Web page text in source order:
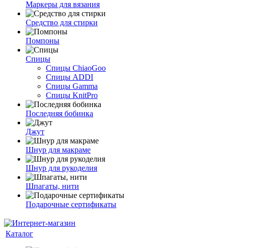
Маркеры для вязания
Средство для стирки
Помпоны
Спицы
Спицы ChiaoGoo
Спицы ADDI
Спицы Gamma
Спицы KnitPro
Последняя бобинка
Джут
Шнур для макраме
Шнур для рукоделия
Шпагаты, нити
Подарочные сертификаты
Каталог